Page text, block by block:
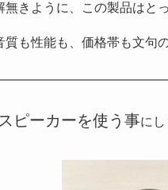
無きように、この製品はと
質も性能も、価格帯も文句
ピーカーを使う事にし